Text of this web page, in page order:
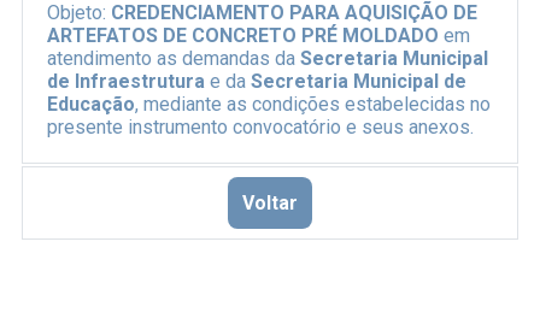
Objeto: CREDENCIAMENTO PARA AQUISIÇÃO DE
ARTEFATOS DE CONCRETO PRÉ MOLDADO em
atendimento as demandas da Secretaria Municipal
de Infraestrutura e da Secretaria Municipal de
Educação, mediante as condições estabelecidas no
presente instrumento convocatório e seus anexos.
Voltar